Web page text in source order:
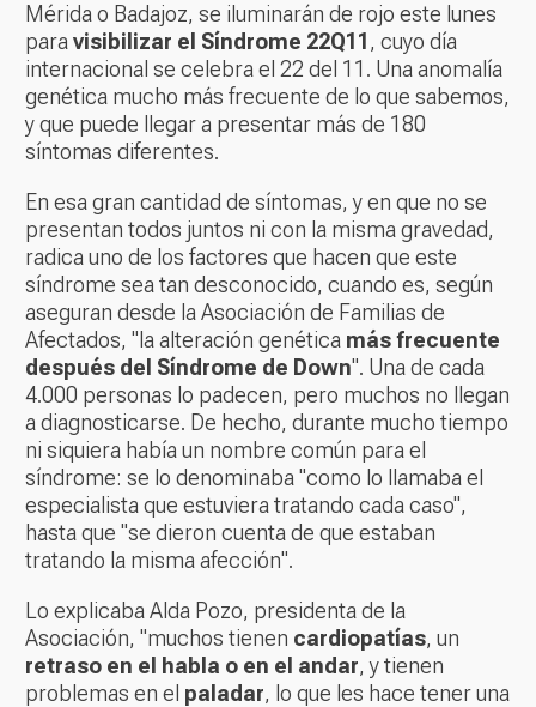
Mérida o Badajoz, se iluminarán de rojo este lunes
para visibilizar el Síndrome 22Q11 , cuyo día
internacional se celebra el 22 del 11. Una anomalía
genética mucho más frecuente de lo que sabemos,
y que puede llegar a presentar más de 180
síntomas diferentes.
En esa gran cantidad de síntomas, y en que no se
presentan todos juntos ni con la misma gravedad,
radica uno de los factores que hacen que este
síndrome sea tan desconocido, cuando es, según
aseguran desde la Asociación de Familias de
Afectados, "la alteración genética más frecuente
después del Síndrome de Down". Una de cada
4.000 personas lo padecen, pero muchos no llegan
a diagnosticarse. De hecho, durante mucho tiempo
ni siquiera había un nombre común para el
síndrome: se lo denominaba "como lo llamaba el
especialista que estuviera tratando cada caso",
hasta que "se dieron cuenta de que estaban
tratando la misma afección".
Lo explicaba Alda Pozo, presidenta de la
Asociación, "muchos tienen cardiopatías, un
retraso en el habla o en el andar, y tienen
problemas en el paladar, lo que les hace tener una